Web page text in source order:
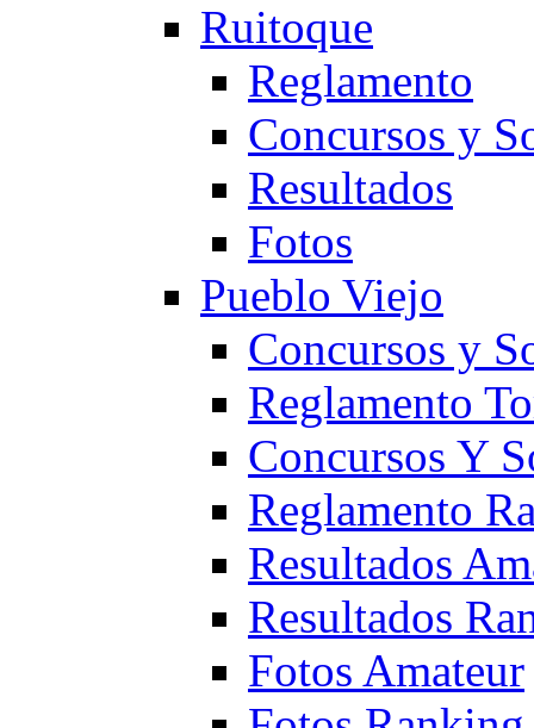
Ruitoque
Reglamento
Concursos y
Resultados
Fotos
Pueblo Viejo
Concursos y
Reglamento
Concursos Y
Reglamento
Resultados
Resultados
Fotos Amateur